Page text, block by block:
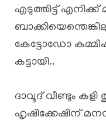
എടുത്തിട്ട്
കേട്ടോഡോ
കട്ടായി..
ദാവൂദ് വീണ്ടും കളി
ഹൃഷിക്കേഷിന്